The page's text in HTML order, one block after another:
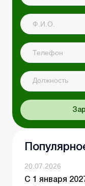
Должность
20.07.2026
С 1 января